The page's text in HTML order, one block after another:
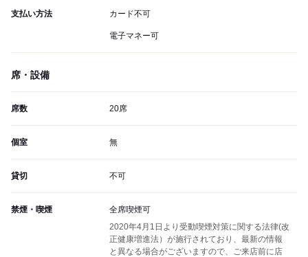
支払い方法 カード不可
電子マネー可
席・設備
席数 20席
個室 無
貸切 不可
禁煙・喫煙
全席喫煙可
2020年4月1日より受動喫煙対策に関する法律(改
正健康増進法）が施行されており、最新の情報
と異なる場合がございますので、ご来店前に店